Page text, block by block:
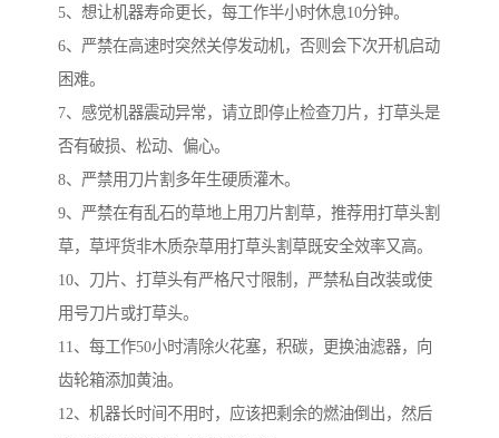
5、想让机器寿命更长，每工作半小时休息10分钟。
6、严禁在高速时突然关停发动机，否则会下次开机启动
困难。
7、感觉机器震动异常，请立即停止检查刀片，打草头是
否有破损、松动、偏心。
8、严禁用刀片割多年生硬质灌木。
9、严禁在有乱石的草地上用刀片割草，推荐用打草头割
草，草坪货非木质杂草用打草头割草既安全效率又高。
10、刀片、打草头有严格尺寸限制，严禁私自改装或使
用号刀片或打草头。
11、每工作50小时清除火花塞，积碳，更换油滤器，向
齿轮箱添加黄油。
12、机器长时间不用时，应该把剩余的燃油倒出，然后